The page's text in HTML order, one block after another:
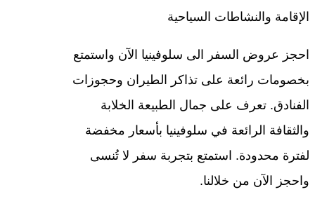
الإقامة والنشاطات السياحية
احجز عروض السفر الى سلوفينيا الآن واستمتع
بخصومات رائعة على تذاكر الطيران وحجوزات
الفنادق. تعرف على جمال الطبيعة الخلابة
والثقافة الرائعة في سلوفينيا بأسعار مخفضة
لفترة محدودة. استمتع بتجربة سفر لا تُنسى
واحجز الآن من خلالنا.